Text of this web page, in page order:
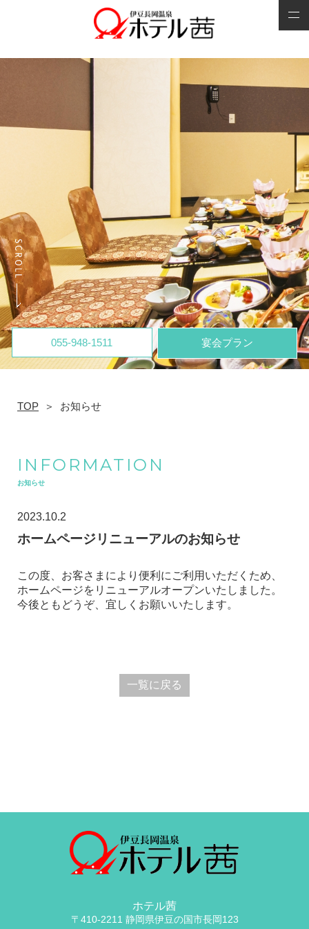
055-948-1511 宴会プラン
TOP お知らせ
INFORMATION
お知らせ
2023.10.2
ホームページリニューアルのお知らせ
この度、お客さまにより便利にご利用いただくため、
ホームページをリニューアルオープンいたしました。
今後ともどうぞ、宜しくお願いいたします。
一覧に戻る
ホテル茜
〒410-2211 静岡県伊豆の国市長岡123